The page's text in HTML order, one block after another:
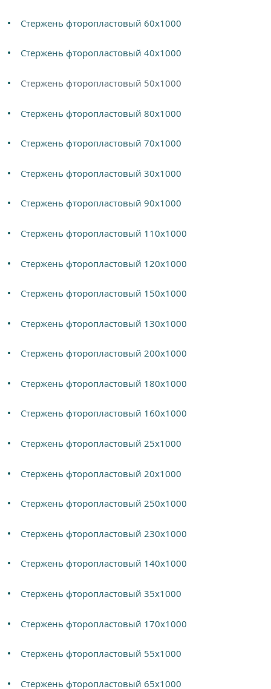
Стержень фторопластовый 60х1000
Стержень фторопластовый 40х1000
Стержень фторопластовый 50х1000
Стержень фторопластовый 80х1000
Стержень фторопластовый 70х1000
Стержень фторопластовый 30х1000
Стержень фторопластовый 90х1000
Стержень фторопластовый 110х1000
Стержень фторопластовый 120х1000
Стержень фторопластовый 150х1000
Стержень фторопластовый 130х1000
Стержень фторопластовый 200х1000
Стержень фторопластовый 180х1000
Стержень фторопластовый 160х1000
Стержень фторопластовый 25х1000
Стержень фторопластовый 20х1000
Стержень фторопластовый 250х1000
Стержень фторопластовый 230х1000
Стержень фторопластовый 140х1000
Стержень фторопластовый 35х1000
Стержень фторопластовый 170х1000
Стержень фторопластовый 55х1000
Стержень фторопластовый 65х1000